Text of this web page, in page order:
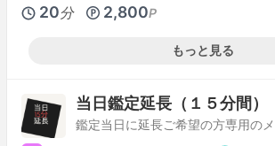
20分 2,800P
もっと見る
当日鑑定延長（１５分間）
鑑定当日に延長ご希望の方専用のメ